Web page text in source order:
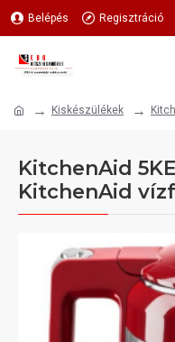
Belépés Regisztráció
Kiskészülékek
KitchenAid
KitchenAid